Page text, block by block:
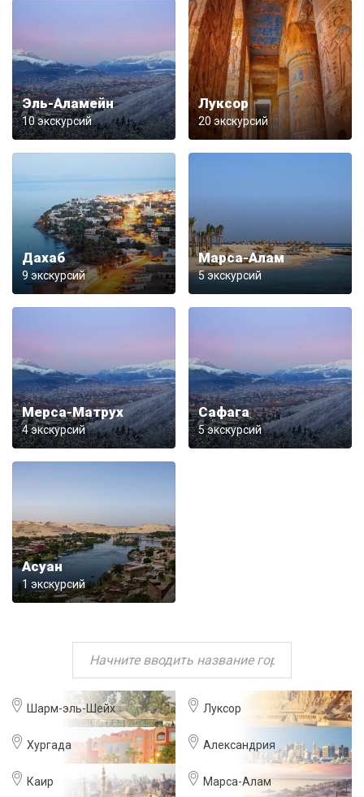
Эль-Аламейн
10 экскурсий
Луксор
20 экскурсий
Дахаб
9 экскурсий
Марса-Алам
5 экскурсий
Мерса-Матрух
4 экскурсий
Сафага
5 экскурсий
Асуан
1 экскурсий
Шарм-эль-Шейх
Хургада
Каир
Луксор
Александрия
Марса-Алам